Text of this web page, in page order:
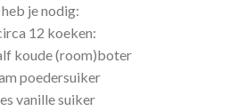
je nodig:
12 koeken:
koude (room)boter
poedersuiker
vanille suiker